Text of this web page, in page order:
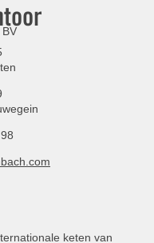
keten van